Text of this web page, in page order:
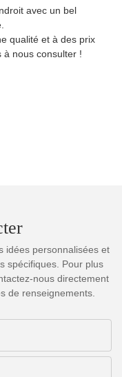
avec un bel
qualité et à des prix
à nous consulter !
idées personnalisées et
spécifiques. Pour plus
nous directement
de renseignements.